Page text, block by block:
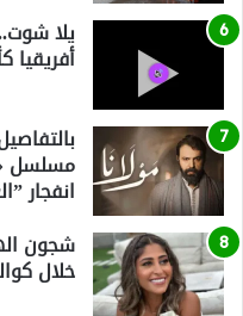
يلا
أفريقيا
مسلسل
انفجار
شجون
خلال